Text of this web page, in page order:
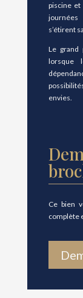
piscine
s’étirent
Le grand
lorsque
envies.
Ce bien
complète